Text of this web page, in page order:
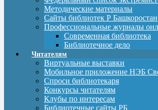
Методические материалы
Сайты библиотек Р Башкоростан
Профессиональные журналы
Современная библиотека
Библиотечное дело
Читателям
Виртуальные выставки
Мобильное приложение НЭБ
Спроси библиотекаря
Конкурсы читателям
Клубы по интересам
Библиотечные сайты РБ